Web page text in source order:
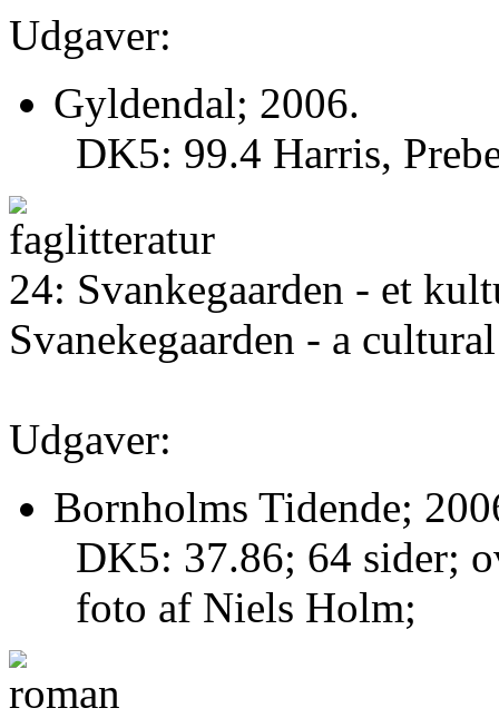
Udgaver:
Gyldendal; 2006.
DK5: 99.4 Harris,
24: Svankegaarden - et
Svanekegaarden - a
Udgaver:
Bornholms Tidende;
DK5: 37.86; 64 sider;
foto af Niels Holm;